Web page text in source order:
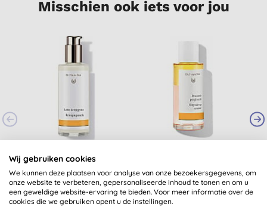
Misschien ook iets voor jou
Reinigingsmelk
4 )
€ 27,30 KOPEN
remover
€ 25,25
KOPEN
Wij gebruiken cookies
We kunnen deze plaatsen voor analyse van onze bezoekersgegevens, om
onze website te verbeteren, gepersonaliseerde inhoud te tonen en om u
een geweldige website-ervaring te bieden. Voor meer informatie over de
cookies die we gebruiken opent u de instellingen.